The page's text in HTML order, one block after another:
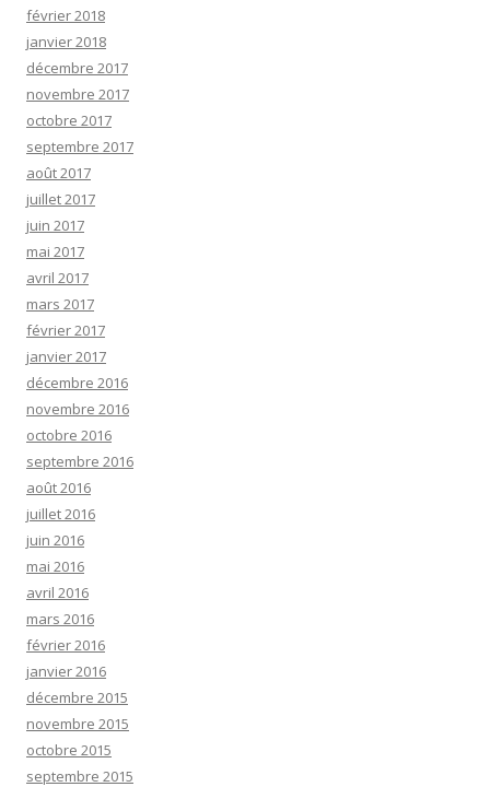
février 2018
janvier 2018
décembre 2017
novembre 2017
octobre 2017
septembre 2017
août 2017
juillet 2017
juin 2017
mai 2017
avril 2017
mars 2017
février 2017
janvier 2017
décembre 2016
novembre 2016
octobre 2016
septembre 2016
août 2016
juillet 2016
juin 2016
mai 2016
avril 2016
mars 2016
février 2016
janvier 2016
décembre 2015
novembre 2015
octobre 2015
septembre 2015